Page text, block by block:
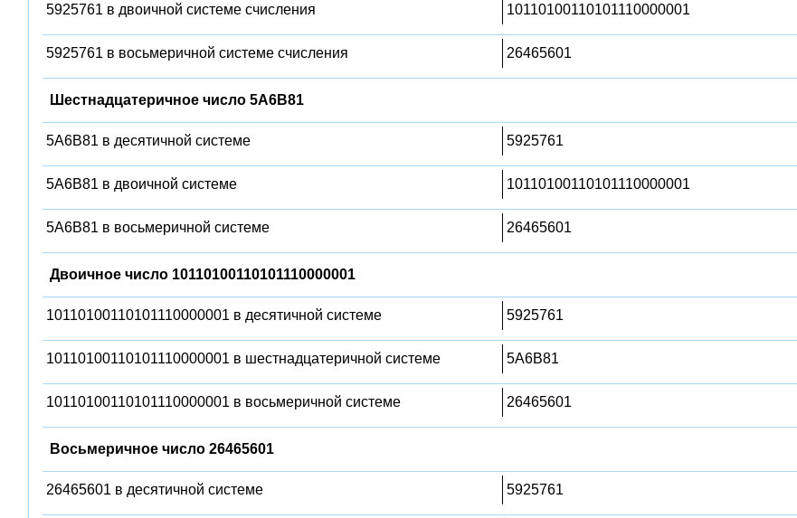
5925761 в двоичной системе счисления 10110100110101110000001
5925761 в восьмеричной системе счисления 26465601
Шестнадцатеричное число 5A6B81
5A6B81 в десятичной системе 5925761
5A6B81 в двоичной системе 10110100110101110000001
5A6B81 в восьмеричной системе 26465601
Двоичное число 10110100110101110000001
10110100110101110000001 в десятичной системе 5925761
10110100110101110000001 в шестнадцатеричной системе 5A6B81
10110100110101110000001 в восьмеричной системе 26465601
Восьмеричное число 26465601
26465601 в десятичной системе 5925761